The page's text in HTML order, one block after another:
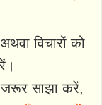
विचारों को
साझा करें,